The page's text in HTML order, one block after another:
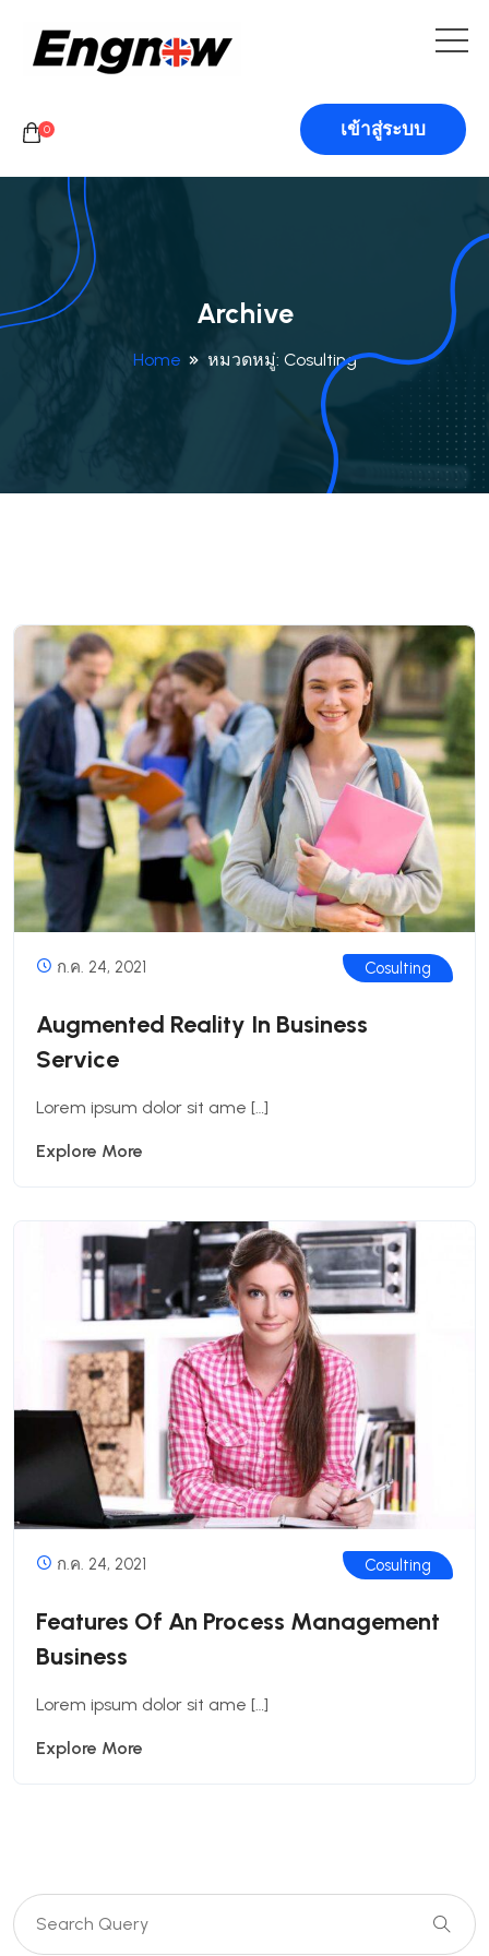
0 เข้าสู่ระบบ
Archive
Home หมวดหมู่: Cosulting
ก.ค. 24, 2021 Cosulting
Augmented Reality In Business
Service
Lorem ipsum dolor sit ame […]
Explore More
ก.ค. 24, 2021 Cosulting
Features Of An Process Management
Business
Lorem ipsum dolor sit ame […]
Explore More